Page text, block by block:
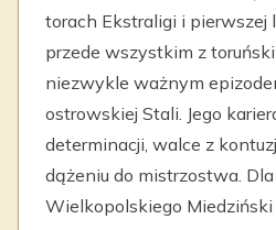
torach Ekstraligi i pierwszej
przede wszystkim z
niezwykle ważnym
ostrowskiej Stali. Jego
determinacji, walce z
dążeniu do mistrzostwa.
Wielkopolskiego Miedziński